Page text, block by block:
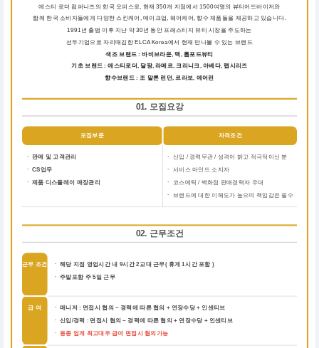
에스티 로더 컴퍼니즈의 한국 오피스로, 현재 350개 지점에서 1500여명의 뷰티어드바이저와
함께 한국 소비자들에게 다양한 스킨케어, 메이크업, 헤어케어, 향수 제품들을 제공하고 있습니다.
1991년 출범 이후 지난 약 30년 동안 프레스티지 뷰티 시장을 주도하는
선두기업으로 자리매김한 ELCA Korea에서 현재 만나볼 수 있는 브랜드
색조 브랜드 : 바비브라운, 맥, 톰포드뷰티
기초 브랜드 : 에스티로더, 달팡, 라메르, 크리니크, 아베다, 랩시리즈
향수브랜드 : 조 말론 런던, 르라보, 에어린
01. 모집요강
모집부문 자격조건
ㆍ 판매 및 고객관리
ㆍ CS업무
ㆍ 제품 디스플레이 매장관리
ㆍ 신입 / 경력무관 / 성격이 밝고 적극적이신 분
ㆍ
서비스 마인드 소지자
ㆍ
코스메틱 / 백화점 판매경력자 우대
ㆍ 브랜드에 대한 이해도가 높으며 책임감은 필수
02. 근무조건
근무 조건
ㆍ 해당 지점 영업시간 내 9시간 2교대 근무( 휴게 1시간 포함 )
ㆍ 주말포함 주 5일 근무
급 여
ㆍ 매니저 : 면접시 협의 ~ 경력에 따른 협의 + 연장수당 + 인센티브
ㆍ 신입/경력 : 면접시 협의 ~ 경력에 따른 협의 + 연장수당 + 인센티브
ㆍ 동종 업계 최고대우 급여 면접시 협의가능